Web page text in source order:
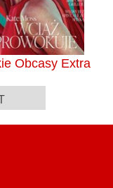
Obcasy Extra